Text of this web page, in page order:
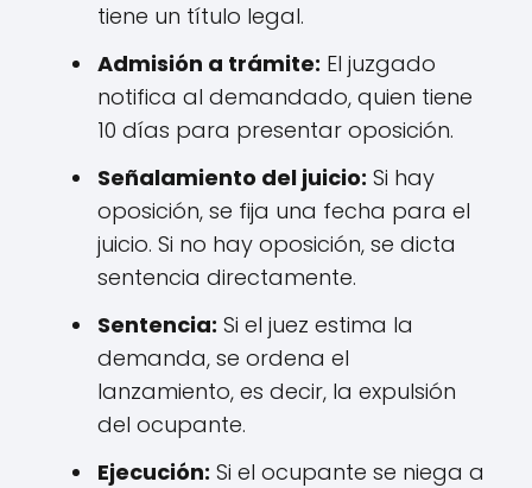
tiene un título legal.
Admisión a trámite: El juzgado
notifica al demandado, quien tiene
10 días para presentar oposición.
Señalamiento del juicio: Si hay
oposición, se fija una fecha para el
juicio. Si no hay oposición, se dicta
sentencia directamente.
Sentencia: Si el juez estima la
demanda, se ordena el
lanzamiento, es decir, la expulsión
del ocupante.
Ejecución: Si el ocupante se niega a